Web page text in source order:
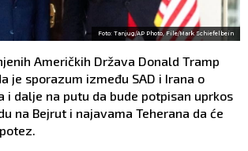
Foto: Tanjug/AP Photo, File/Mark Schiefelbein
Američkih Država Donald Tramp
je sporazum između SAD i Irana o
i dalje na putu da bude potpisan uprkos
na Bejrut i najavama Teherana da će